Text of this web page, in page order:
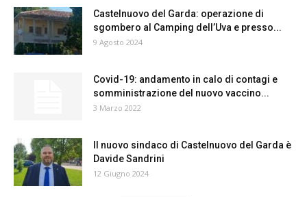
Castelnuovo del Garda: operazione di
sgombero al Camping dell’Uva e presso...
9 Agosto 2024
Covid-19: andamento in calo di contagi e
somministrazione del nuovo vaccino...
3 Marzo 2022
Il nuovo sindaco di Castelnuovo del Garda è
Davide Sandrini
12 Giugno 2024